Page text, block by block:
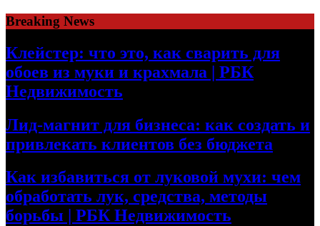
Skip
to
content
Breaking News
Клейстер: что это, как сварить для
обоев из муки и крахмала | РБК
Недвижимость
Лид-магнит для бизнеса: как создать и
привлекать клиентов без бюджета
Как избавиться от луковой мухи: чем
обработать лук, средства, методы
борьбы | РБК Недвижимость